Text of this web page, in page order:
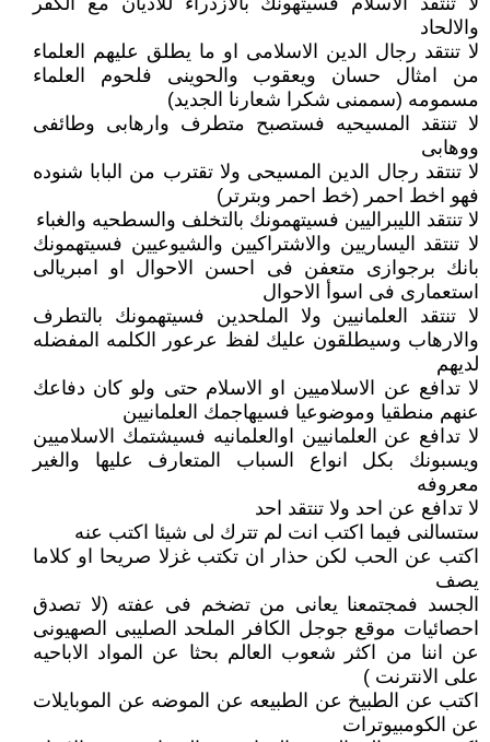
والالحاد
لا تنتقد رجال الدين الاسلامى او ما يطلق عليهم العلماء
من امثال حسان ويعقوب والحوينى فلحوم العلماء
مسمومه (سممنى شكرا شعارنا الجديد)
لا تنتقد المسيحيه فستصبح متطرف وارهابى وطائفى
ووهابى
لا تنتقد رجال الدين المسيحى ولا تقترب من البابا شنوده
فهو اخط احمر (خط احمر وبترتر)
لا تنتقد الليبراليين فسيتهمونك بالتخلف والسطحيه والغباء
لا تنتقد اليساريين والاشتراكيين والشيوعيين فسيتهمونك
بانك برجوازى متعفن فى احسن الاحوال او امبريالى
استعمارى فى اسوأ الاحوال
لا تنتقد العلمانيين ولا الملحدين فسيتهمونك بالتطرف
والارهاب وسيطلقون عليك لفظ عرعور الكلمه المفضله
لديهم
لا تدافع عن الاسلاميين او الاسلام حتى ولو كان دفاعك
عنهم منطقيا وموضوعيا فسيهاجمك العلمانيين
لا تدافع عن العلمانيين اوالعلمانيه فسيشتمك الاسلاميين
ويسبونك بكل انواع السباب المتعارف عليها والغير
معروفه
لا تدافع عن احد ولا تنتقد احد
ستسالنى فيما اكتب انت لم تترك لى شيئا اكتب عنه
اكتب عن الحب لكن حذار ان تكتب غزلا صريحا او كلاما
يصف
الجسد فمجتمعنا يعانى من تضخم فى عفته (لا تصدق
احصائيات موقع جوجل الكافر الملحد الصليبى الصهيونى
عن اننا من اكثر شعوب العالم بحثا عن المواد الاباحيه
على الانترنت )
اكتب عن الطبيخ عن الطبيعه عن الموضه عن الموبايلات
عن الكومبيوترات